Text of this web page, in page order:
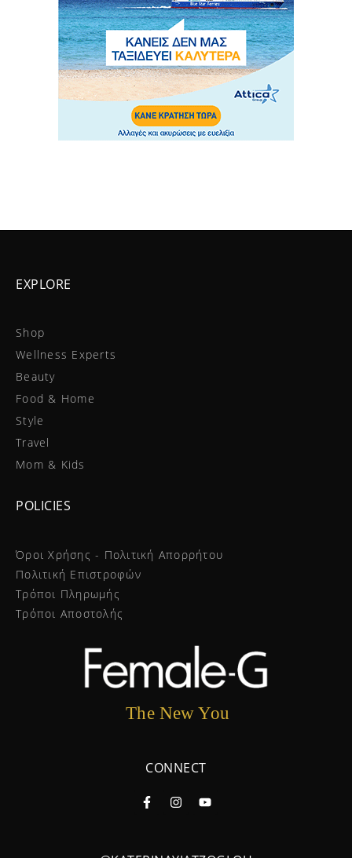
EXPLORE
Shop
Wellness Experts
Beauty
Food & Home
Style
Travel
Mom & Kids
POLICIES
Όροι Χρήσης - Πολιτική Απορρήτου
Πολιτική Επιστροφών
Τρόποι Πληρωμής
Τρόποι Αποστολής
The New You
CONNECT